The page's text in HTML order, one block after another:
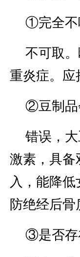
①完全不
不可取
重炎症。应
②豆制品
错误，
激素，具备
入，能降
防绝经后
③是否存